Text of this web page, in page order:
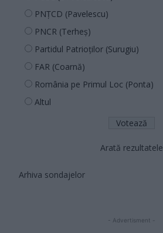
PNȚCD (Pavelescu)
PNCR (Terheș)
Partidul Patrioților (Surugiu)
FAR (Coarnă)
România pe Primul Loc (Ponta)
Altul
Arată rezultatele
Arhiva sondajelor
- Advertisment -